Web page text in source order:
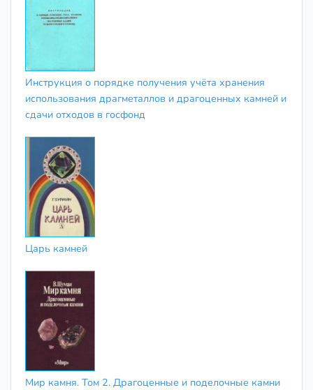
Инструкция о порядке получения учёта хранения
использования драгметаллов и драгоценных камней и
сдачи отходов в госфонд
Царь камней
Мир камня. Том 2. Драгоценные и поделочные камни